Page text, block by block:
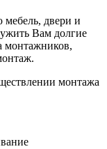
мебель, двери и
Вам долгие
монтажников,
монтажа